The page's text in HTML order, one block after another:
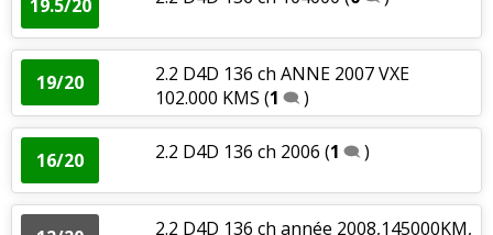
19.5/20
19/20
2.2 D4D 136 ch ANNE 2007 VXE
102.000 KMS (1 )
16/20 2.2 D4D 136 ch 2006 (1 )
2.2 D4D 136 ch année 2008,145000KM,